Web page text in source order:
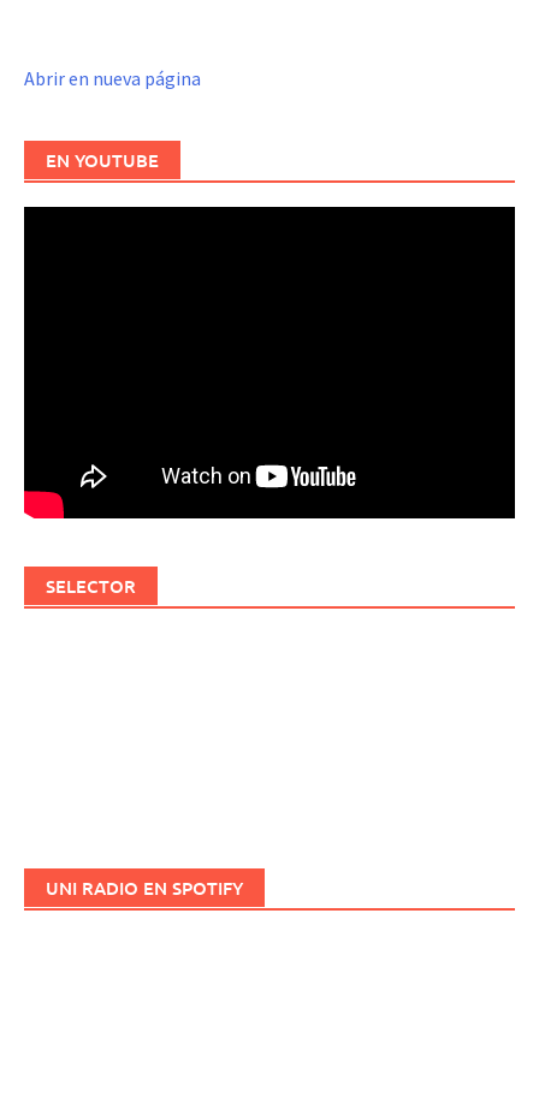
Abrir en nueva página
EN YOUTUBE
SELECTOR
UNI RADIO EN SPOTIFY